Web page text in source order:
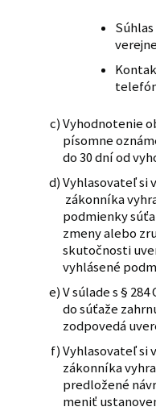
Vyhodnotenie
písomne
do 30 dní od
Vyhlasovateľ si
zákonníka
podmienky
zmeny alebo
skutočnosti
vyhlásené
V súlade s §
do súťaže
zodpovedá
Vyhlasovateľ si
zákonníka
predložené
meniť